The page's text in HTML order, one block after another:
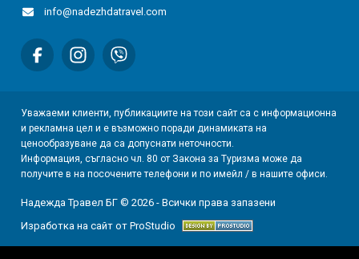
info@nadezhdatravel.com
Уважаеми клиенти, публикациите на този сайт са с информационна
и рекламна цел и е възможно поради динамиката на
ценообразуване да са допуснати неточности.
Информация, съгласно чл. 80 от Закона за Туризма може да
получите в на посочените телефони и по имейл / в нашите офиси.
Надежда Травел БГ © 2026 - Всички права запазени
Изработка на сайт от ProStudio